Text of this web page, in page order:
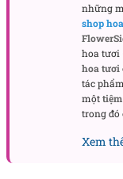
tinh tế, giúp
hoa từ cái nhìn
cánh hoa đến
hộp hoa như
những rung
một thông điệp
những
shop
hoa tươi
hoa tươi
tác
một
trong đó
Xem